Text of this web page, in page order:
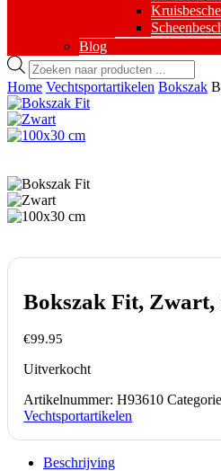
Blog
Producten
zoeken
Home Vechtsportartikelen Bokszak
Bokszak Fit, Zwart,
€99.95
Uitverkocht
Artikelnummer:H93610
Vechtsportartikelen
Beschrijving